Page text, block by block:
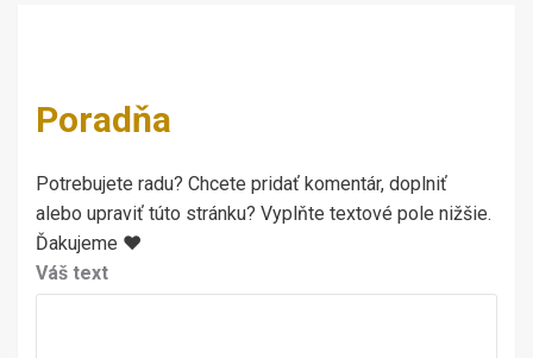
Poradňa
Potrebujete radu? Chcete pridať komentár, doplniť
alebo upraviť túto stránku? Vyplňte textové pole nižšie.
Ďakujeme ♥
Váš text